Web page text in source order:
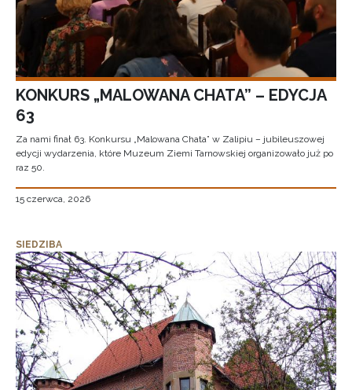
KONKURS „MALOWANA CHATA” – EDYCJA
63
Za nami finał 63. Konkursu „Malowana Chata” w Zalipiu – jubileuszowej
edycji wydarzenia, które Muzeum Ziemi Tarnowskiej organizowało już po
raz 50.
15 czerwca, 2026
SIEDZIBA